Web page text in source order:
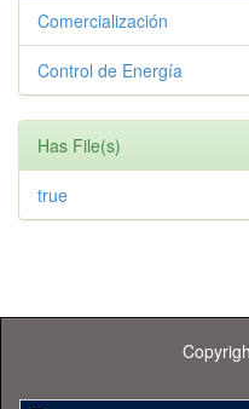
Comercialización
Control de Energía
Has File(s)
true